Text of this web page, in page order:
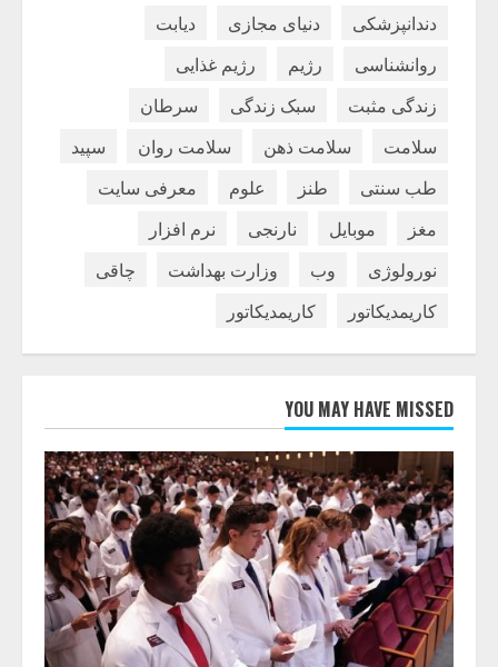
دندانپزشکی
دنیای مجازی
دیابت
روانشناسی
رژیم
رژیم غذایی
زندگی مثبت
سبک زندگی
سرطان
سلامت
سلامت ذهن سلامت روان
سپید
طب سنتی
طنز علوم
معرفی سایت
مغز
موبایل نارنجی
نرم افزار
نورولوژی
وب وزارت بهداشت
چاقی
کاریمدیکاتور
کاریمدیکاتور
YOU MAY HAVE MISSED